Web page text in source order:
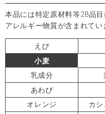
本品には特定原材料等28品
アレルギー物質が含まれてい
えび
小麦
乳成分
あわび
オレンジ
カ